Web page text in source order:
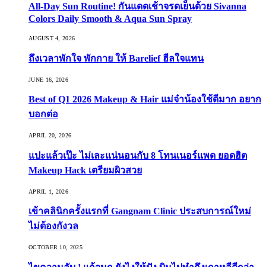
All-Day Sun Routine! กันแดดเช้าจรดเย็นด้วย Sivanna
Colors Daily Smooth & Aqua Sun Spray
AUGUST 4, 2026
ถึงเวลาพักใจ พักกาย ให้ Barelief ฮีลใจแทน
JUNE 16, 2026
Best of Q1 2026 Makeup & Hair แม่จ๋าน้องใช้ดีมาก อยาก
บอกต่อ
APRIL 20, 2026
แปะแล้วเป๊ะ ไม่เละแน่นอนกับ 8 โทนเนอร์แพด ยอดฮิต
Makeup Hack เตรียมผิวสวย
APRIL 1, 2026
เข้าคลินิกครั้งแรกที่ Gangnam Clinic ประสบการณ์ใหม่
ไม่ต้องกังวล
OCTOBER 10, 2025